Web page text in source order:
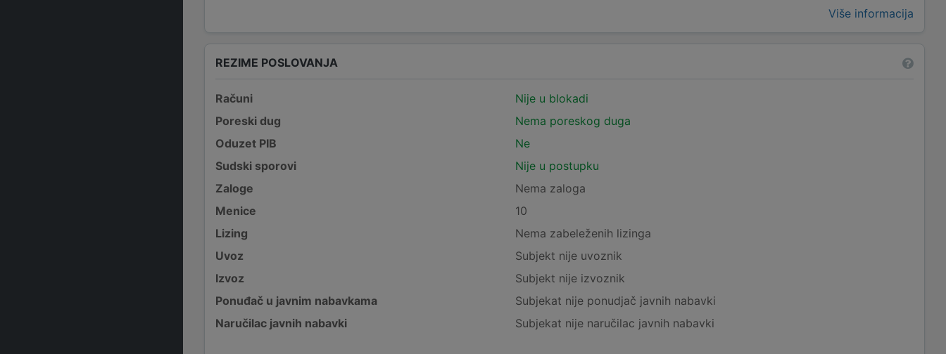
Više informacija
REZIME POSLOVANJA
Računi
Nije u blokadi
Poreski dug
Nema poreskog duga
Oduzet PIB
Ne
Sudski sporovi
Nije u postupku
Zaloge
Nema zaloga
Menice
10
Lizing
Nema zabeleženih lizinga
Uvoz
Subjekt nije uvoznik
Izvoz
Subjekt nije izvoznik
Ponuđač u javnim nabavkama
Subjekat nije ponudjač javnih nabavki
Naručilac javnih nabavki
Subjekat nije naručilac javnih nabavki